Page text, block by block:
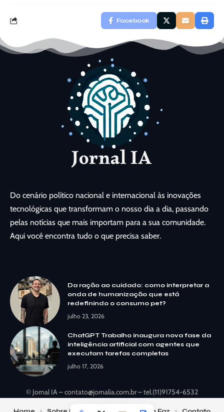
Facebook
Do cenário político nacional e internacional às inovações
tecnológicas que transformam o nosso dia a dia, passando
pelas notícias que mais importam para a sua comunidade.
Aqui você encontra tudo o que precisa saber.
Da ração ao cuidado: como interpretar a
onda de humanização que está
redefinindo o consumo pet?
julho 23, 2026
ChatGPT Trabalho inaugura nova fase da
inteligência artificial com agentes que
executam tarefas completas
julho 17, 2026
© Jornal IA –contato@jornalia.com.br– tel.(11)91754-6532